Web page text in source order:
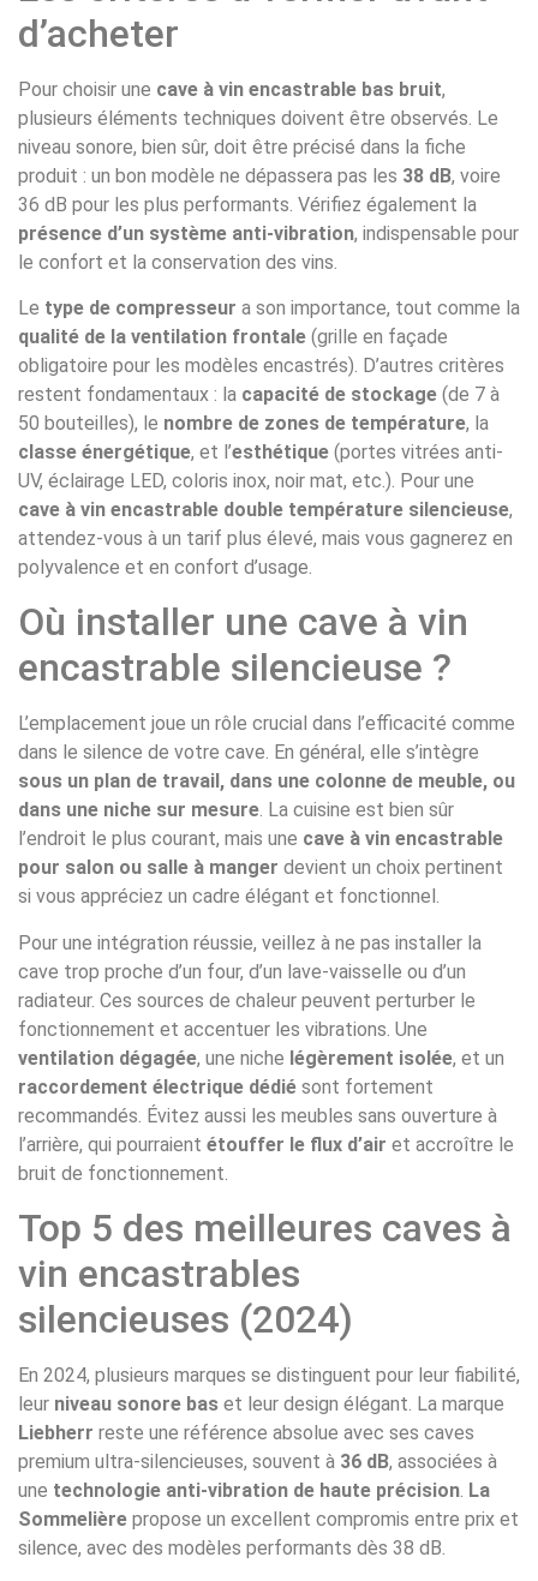
d’acheter
Pour choisir une cave à vin encastrable bas bruit,
plusieurs éléments techniques doivent être observés. Le
niveau sonore, bien sûr, doit être précisé dans la fiche
produit : un bon modèle ne dépassera pas les 38 dB, voire
36 dB pour les plus performants. Vérifiez également la
présence d’un système anti-vibration, indispensable pour
le confort et la conservation des vins.
Le type de compresseur a son importance, tout comme la
qualité de la ventilation frontale (grille en façade
obligatoire pour les modèles encastrés). D’autres critères
restent fondamentaux : la capacité de stockage (de 7 à
50 bouteilles), le nombre de zones de température, la
classe énergétique, et l’esthétique (portes vitrées anti-
UV, éclairage LED, coloris inox, noir mat, etc.). Pour une
cave à vin encastrable double température silencieuse,
attendez-vous à un tarif plus élevé, mais vous gagnerez en
polyvalence et en confort d’usage.
Où installer une cave à vin
encastrable silencieuse ?
L’emplacement joue un rôle crucial dans l’efficacité comme
dans le silence de votre cave. En général, elle s’intègre
sous un plan de travail, dans une colonne de meuble, ou
dans une niche sur mesure. La cuisine est bien sûr
l’endroit le plus courant, mais une cave à vin encastrable
pour salon ou salle à manger devient un choix pertinent
si vous appréciez un cadre élégant et fonctionnel.
Pour une intégration réussie, veillez à ne pas installer la
cave trop proche d’un four, d’un lave-vaisselle ou d’un
radiateur. Ces sources de chaleur peuvent perturber le
fonctionnement et accentuer les vibrations. Une
ventilation dégagée, une niche légèrement isolée, et un
raccordement électrique dédié sont fortement
recommandés. Évitez aussi les meubles sans ouverture à
l’arrière, qui pourraient étouffer le flux d’air et accroître le
bruit de fonctionnement.
Top 5 des meilleures caves à
vin encastrables
silencieuses (2024)
En 2024, plusieurs marques se distinguent pour leur fiabilité,
leur niveau sonore bas et leur design élégant. La marque
Liebherr reste une référence absolue avec ses caves
premium ultra-silencieuses, souvent à 36 dB, associées à
une technologie anti-vibration de haute précision. La
Sommelière propose un excellent compromis entre prix et
silence, avec des modèles performants dès 38 dB.